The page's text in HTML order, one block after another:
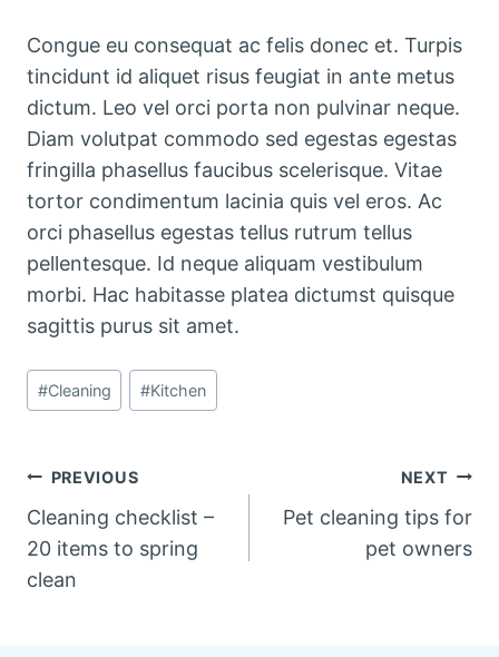
Congue eu consequat ac felis donec et. Turpis
tincidunt id aliquet risus feugiat in ante metus
dictum. Leo vel orci porta non pulvinar neque.
Diam volutpat commodo sed egestas egestas
fringilla phasellus faucibus scelerisque. Vitae
tortor condimentum lacinia quis vel eros. Ac
orci phasellus egestas tellus rutrum tellus
pellentesque. Id neque aliquam vestibulum
morbi. Hac habitasse platea dictumst quisque
sagittis purus sit amet.
Post
Tags:
#Cleaning #Kitchen
Post
navigation
PREVIOUS
Cleaning checklist –
20 items to spring
clean
NEXT
Pet cleaning tips for
pet owners